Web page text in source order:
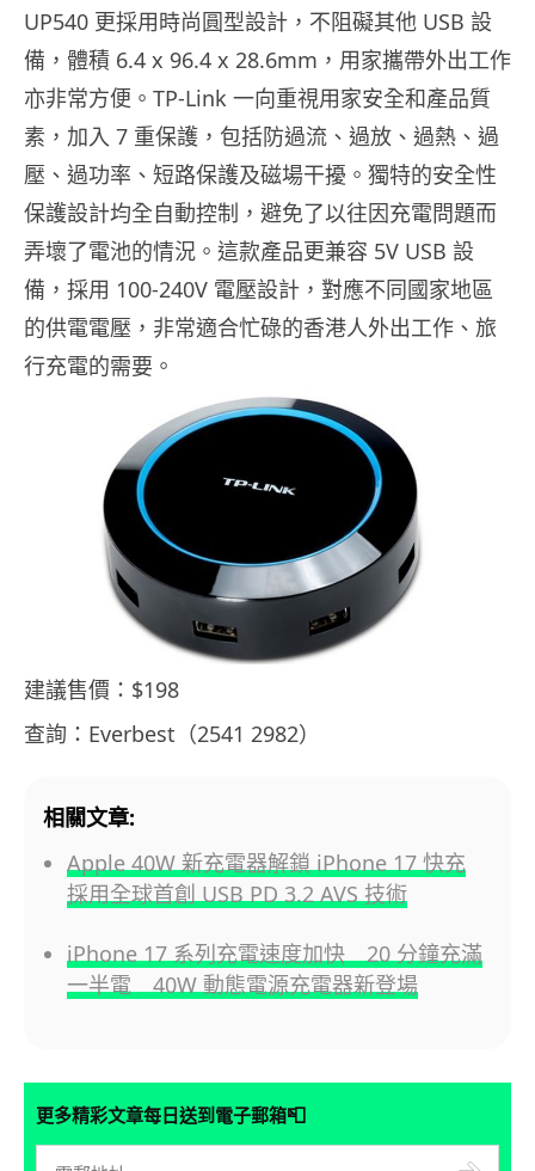
UP540 更採用時尚圓型設計，不阻礙其他 USB 設
備，體積 6.4 x 96.4 x 28.6mm，用家攜帶外出工作
亦非常方便。TP-Link 一向重視用家安全和產品質
素，加入 7 重保護，包括防過流、過放、過熱、過
壓、過功率、短路保護及磁場干擾。獨特的安全性
保護設計均全自動控制，避免了以往因充電問題而
弄壞了電池的情況。這款產品更兼容 5V USB 設
備，採用 100-240V 電壓設計，對應不同國家地區
的供電電壓，非常適合忙碌的香港人外出工作、旅
行充電的需要。
建議售價：$198
查詢：Everbest（2541 2982）
相關文章:
Apple 40W 新充電器解鎖 iPhone 17 快充
採用全球首創 USB PD 3.2 AVS 技術
iPhone 17 系列充電速度加快 20 分鐘充滿
一半電 40W 動態電源充電器新登場
更多精彩文章每日送到電子郵箱📮